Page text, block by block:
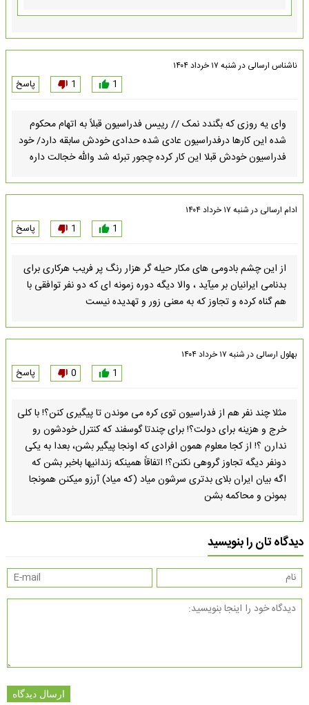
ناشناس ارسالی درشنبه ۱۷ خرداد ۱۴۰۴
1
1 پاسخ
وای یه روزی که بگندد نمک // رییس فدراسیون قبلاً به اتهام محکوم
شده این کارها درفدراسیون عادی شده حدادی خودش سابقه دارد/ خود
فدراسیون خودش قبلا این کار کرده چجور تبرئه شد والله خجالت داره
ادام ارسالی درشنبه ۱۷ خرداد ۱۴۰۴
1
1 پاسخ
از این چشم بادومی های مکار حیله گر هزار رنگ پر فریب هرکاری برای
بدنامی ایرانیان بر میآید ، والا دیگه دوره زمونه ای که دو نفر توافقی با
هم گناه کرده و تجاوز که به معنی زور و تهدیده نیست ‌
بهلول ارسالی درشنبه ۱۷ خرداد ۱۴۰۴
1
0 پاسخ
مثلا چند نفر هم از فدراسیون توی کره می موندن تا پیگیری کنن؟! با کلی
خرج و هزینه برای دولت؟! برای چندتا گوسفند که کنترل خودشون رو
ندارن ؟! از کجا معلوم همون افرادی که اونجا پیگیر بشن، بعدا به یکی
دونفر دیگه تجاوز گروهی نکنن؟! اتفاقاً همینکه زندانیها باخبر بشن که
اگه بیان ایران بلای بدتری سرشون میاد (که میاد) آرزو میکنن همونجا
بمونن و محاکمه بشن
دیدگاه تان را بنویسید
ارسال دیدگاه